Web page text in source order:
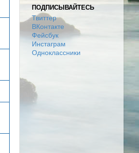
ПОДПИСЫВАЙТЕСЬ
Твиттер
ВКонтакте
Фейсбук
Инстаграм
Одноклассники